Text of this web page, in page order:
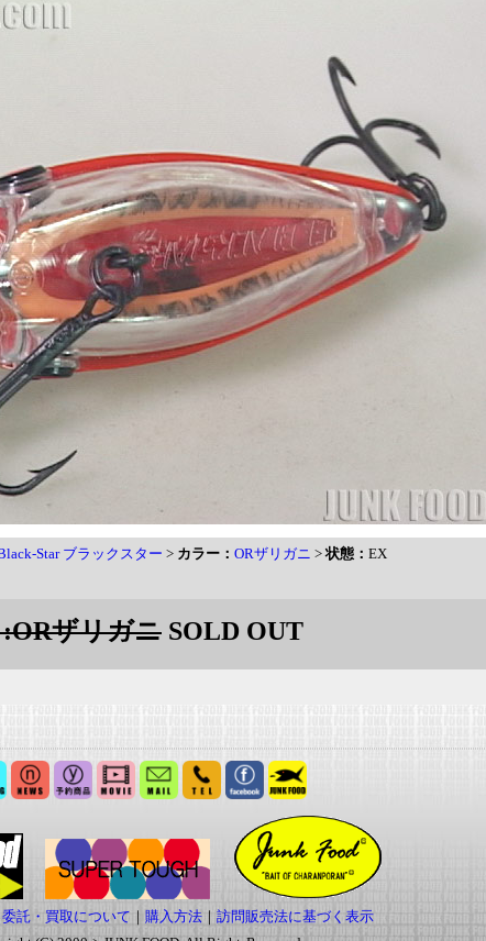
Star ブラックスター > カラー： ORザリガニ >状態： EX
ザリガニ SOLD OUT
委託・買取について ｜ 購入方法｜ 訪問販売法に基づく表示